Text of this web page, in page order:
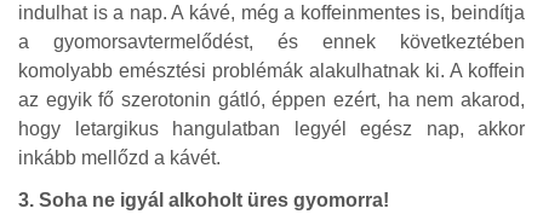
indulhat is a nap. A kávé, még a koffeinmentes is, beindítja
a gyomorsavtermelődést, és ennek következtében
komolyabb emésztési problémák alakulhatnak ki. A koffein
az egyik fő szerotonin gátló, éppen ezért, ha nem akarod,
hogy letargikus hangulatban legyél egész nap, akkor
inkább mellőzd a kávét.
3. Soha ne igyál alkoholt üres gyomorra!